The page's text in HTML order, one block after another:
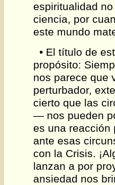
espiritualidad
ciencia, por
este mundo
• El título de
propósito:
nos parece que
perturbador,
cierto que las
— nos pueden
es una reacción
ante esas
con la Crisis.
lanzan a por
ansiedad nos